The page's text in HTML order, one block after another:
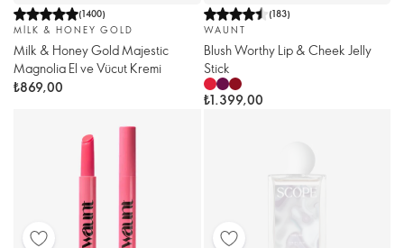
(1400)
MILK & HONEY GOLD
Milk & Honey Gold Majestic
Magnolia El ve Vücut Kremi
₺869,00
(183)
WAUNT
Blush Worthy Lip & Cheek Jelly
Stick
₺1.399,00